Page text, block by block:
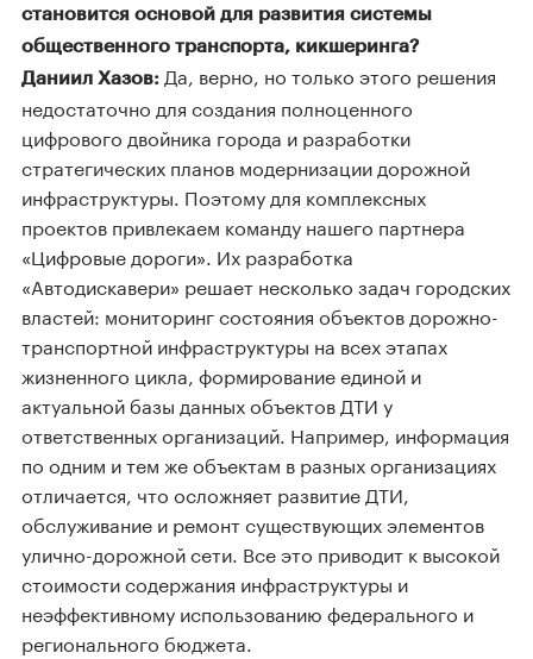
становится основой для развития системы
общественного транспорта, кикшеринга?
Даниил Хазов: Да, верно, но только этого решения
недостаточно для создания полноценного
цифрового двойника города и разработки
стратегических планов модернизации дорожной
инфраструктуры. Поэтому для комплексных
проектов привлекаем команду нашего партнера
«Цифровые дороги». Их разработка
«Автодискавери» решает несколько задач городских
властей: мониторинг состояния объектов дорожно-
транспортной инфраструктуры на всех этапах
жизненного цикла, формирование единой и
актуальной базы данных объектов ДТИ у
ответственных организаций. Например, информация
по одним и тем же объектам в разных организациях
отличается, что осложняет развитие ДТИ,
обслуживание и ремонт существующих элементов
улично-дорожной сети. Все это приводит к высокой
стоимости содержания инфраструктуры и
неэффективному использованию федерального и
регионального бюджета.